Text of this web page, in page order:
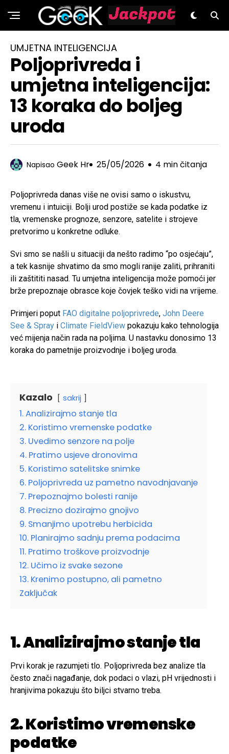
GeeK.hr
UMJETNA INTELIGENCIJA
Poljoprivreda i
umjetna inteligencija:
13 koraka do boljeg
uroda
Napisao Geek Hr 25/05/2026 4 min čitanja
Poljoprivreda danas više ne ovisi samo o iskustvu,
vremenu i intuiciji. Bolji urod postiže se kada podatke iz
tla, vremenske prognoze, senzore, satelite i strojeve
pretvorimo u konkretne odluke.
Svi smo se našli u situaciji da nešto radimo “po osjećaju”,
a tek kasnije shvatimo da smo mogli ranije zaliti, prihraniti
ili zaštititi nasad. Tu umjetna inteligencija može pomoći jer
brže prepoznaje obrasce koje čovjek teško vidi na vrijeme.
Primjeri poput FAO digitalne poljoprivrede, John Deere
See & Spray i Climate FieldView pokazuju kako tehnologija
već mijenja način rada na poljima. U nastavku donosimo 13
koraka do pametnije proizvodnje i boljeg uroda.
Kazalo sakrij
1. Analizirajmo stanje tla
2. Koristimo vremenske podatke
3. Uvedimo senzore na polje
4. Pratimo usjeve dronovima
5. Koristimo satelitske snimke
6. Poljoprivreda uz pametno navodnjavanje
7. Prepoznajmo bolesti ranije
8. Precizno dozirajmo gnojivo
9. Smanjimo upotrebu herbicida
10. Planirajmo sadnju prema podacima
11. Pratimo troškove proizvodnje
12. Učimo iz svake sezone
13. Krenimo postupno, ali pametno
Zaključak
1. Analizirajmo stanje tla
Prvi korak je razumjeti tlo. Poljoprivreda bez analize tla
često znači nagađanje, dok podaci o vlazi, pH vrijednosti i
hranjivima pokazuju što biljci stvarno treba.
2. Koristimo vremenske
podatke